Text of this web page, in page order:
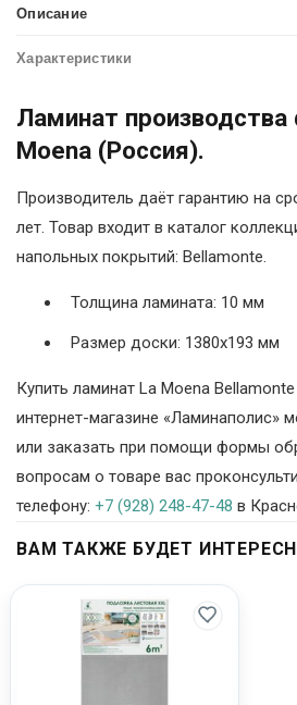
Описание
Характеристики
Ламинат
Moena (Россия).
Производитель даёт гарантию на
лет. Товар входит в каталог
напольных покрытий: Bellamonte.
Толщина ламината: 10 мм
Размер доски: 1380х193 мм
Купить ламинат La Moena
интернет-магазине «Ламинаполис»
или заказать при помощи формы
вопросам о товаре вас
телефону: +7 (928) 248-47-48 в
ВАМ ТАКЖЕ БУДЕТ